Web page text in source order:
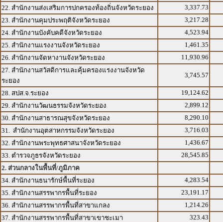
22. สำนักงานส่งเสริมการปกครองท้องถิ่นจังหวัดระยอง
3,337.73
23. สำนักงานคุมประพฤติจังหวัดระยอง
3,217.28
24. สำนักงานบังคับคดีจังหวัดระยอง
4,523.94
25. สำนักงานแรงงานจังหวัดระยอง
1,461.35
26. สำนักงานจัดหางานจังหวัดระยอง
11,930.96
27. สำนักงานสวัสดิการและคุ้มครองแรงงานจังหวัด
ระยอง
3,745.57
28. สปส.จ.ระยอง
19,124.62
29. สำนักงานวัฒนธรรมจังหวัดระยอง
2,899.12
30. สำนักงานสาธารณสุขจังหวัดระยอง
8,290.10
31. สำนักงานอุตสาหกรรมจังหวัดระยอง
3,716.03
32. สำนักงานพระพุทธศาสนาจังหวัดระยอง
1,436.67
33. ตำรวจภูธรจังหวัดระยอง
28,545.85
2. ส่วนกลางในพื้นที่/ภูมิภาค
34. สำนักงานธนารักษ์พื้นที่ระยอง
4,283.54
35. สำนักงานสรรพากรพื้นที่ระยอง
23,191.17
36. สำนักงานสรรพากรพื้นที่สาขาแกลง
1,214.26
37. สำนักงานสรรพากรพื้นที่สาขาเขาชะเมา
323.43